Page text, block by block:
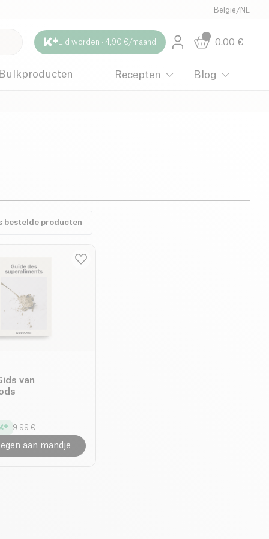
België /NL
Lid worden · 4,90 €/maand 0.00 €
Bulkproducten Recepten Blog
bestelde producten
van
9.99 €
aan mandje